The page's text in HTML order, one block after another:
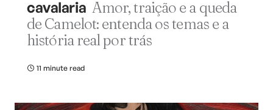
cavalaria Amor, traição e a queda
de Camelot: entenda os temas e a
história real por trás
11 minute read